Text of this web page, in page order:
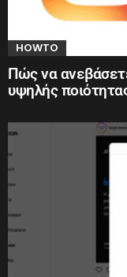
HOWTO
Πώς να
υψηλής